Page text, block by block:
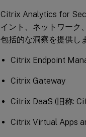
Citrix Analytics for
イント、ネットワーク
包括的な洞察を提供し
Citrix Endpoint
Citrix Gateway
Citrix DaaS (旧称:
Citrix Virtual Apps